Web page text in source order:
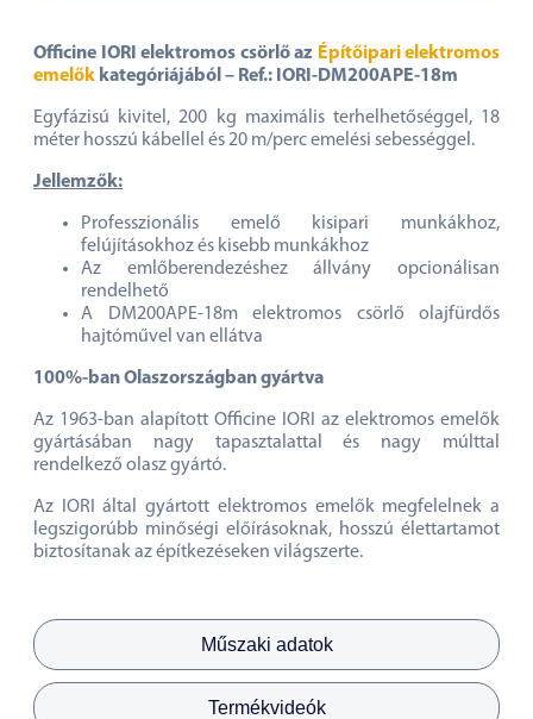
Műszaki adatok
Termékvideók
Officine IORI elektromos csörlő az Építőipari elektromos
emelők kategóriájából – Ref.: IORI-DM200APE-18m
Egyfázisú kivitel, 200 kg maximális terhelhetőséggel, 18
méter hosszú kábellel és 20 m/perc emelési sebességgel.
Jellemzők:
Professzionális emelő kisipari munkákhoz,
felújításokhoz és kisebb munkákhoz
Az emlőberendezéshez állvány opcionálisan
rendelhető
A DM200APE-18m elektromos csörlő olajfürdős
hajtóművel van ellátva
100%-ban Olaszországban gyártva
Az 1963-ban alapított Officine IORI az elektromos emelők
gyártásában nagy tapasztalattal és nagy múlttal
rendelkező olasz gyártó.
Az IORI által gyártott elektromos emelők megfelelnek a
legszigorúbb minőségi előírásoknak, hosszú élettartamot
biztosítanak az építkezéseken világszerte.